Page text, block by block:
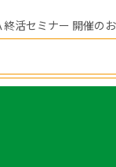
終活セミナー 開催の